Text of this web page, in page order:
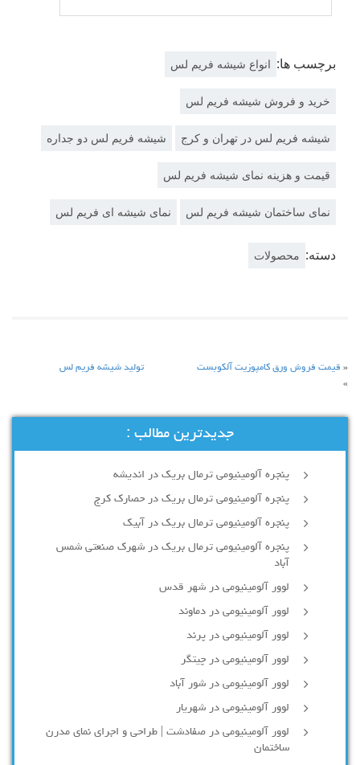
برچسب ها: انواع شیشه فریم لس
خرید و فروش شیشه فریم لس
شیشه فریم لس در تهران و کرج شیشه فریم لس دو جداره
قیمت و هزینه نمای شیشه فریم لس
نمای ساختمان شیشه فریم لس نمای شیشه ای فریم لس
دسته: محصولات
« قیمت فروش ورق کامپوزیت آلکوبست
تولید شیشه فریم لس
»
جدیدترین مطالب :
پنجره آلومینیومی ترمال بریک در اندیشه
پنجره آلومینیومی ترمال بریک در حصارک کرج
پنجره آلومینیومی ترمال بریک در آبیک
پنجره آلومینیومی ترمال بریک در شهرک صنعتی شمس
آباد
لوور آلومینیومی در شهر قدس
لوور آلومینیومی در دماوند
لوور آلومینیومی در پرند
لوور آلومینیومی در چیتگر
لوور آلومینیومی در شور آباد
لوور آلومينيومي در شهريار
لوور آلومینیومی در صفادشت | طراحی و اجرای نمای مدرن
ساختمان